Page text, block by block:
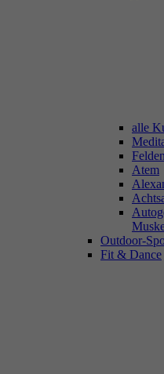
alle
Atem
Outdoor-
Fit & Dance